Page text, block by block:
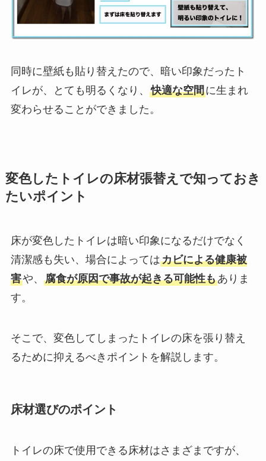
同時に壁紙も貼り替えたので、暗い印象だったト
イレが、とても明るくなり、 快適な空間に生まれ
変わらせることができました。
変色したトイレの床材張替えで知っておき
たいポイント
床が変色したトイレは暗い印象になるだけでなく
清潔感も失い、場合によってはカビによる健康被
害や、 腐食が原因で事故が起きる可能性もありま
す。
そこで、変色してしまったトイレの床を張り替え
るために抑えるべきポイントを解説します。
床材選びのポイント
トイレの床で使用できる床材はさまざまですが、